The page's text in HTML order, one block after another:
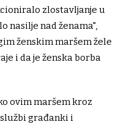
zlostavljanje u
nasilje nad ženama",
ženskim maršem žele
i da je ženska borba
ovim maršem kroz
građanki i